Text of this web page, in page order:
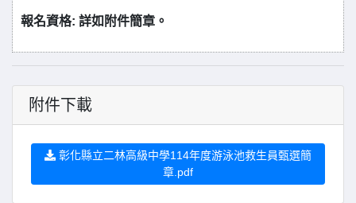
報名資格: 詳如附件簡章。
附件下載
彰化縣立二林高級中學114年度游泳池救生員甄選簡
章.pdf